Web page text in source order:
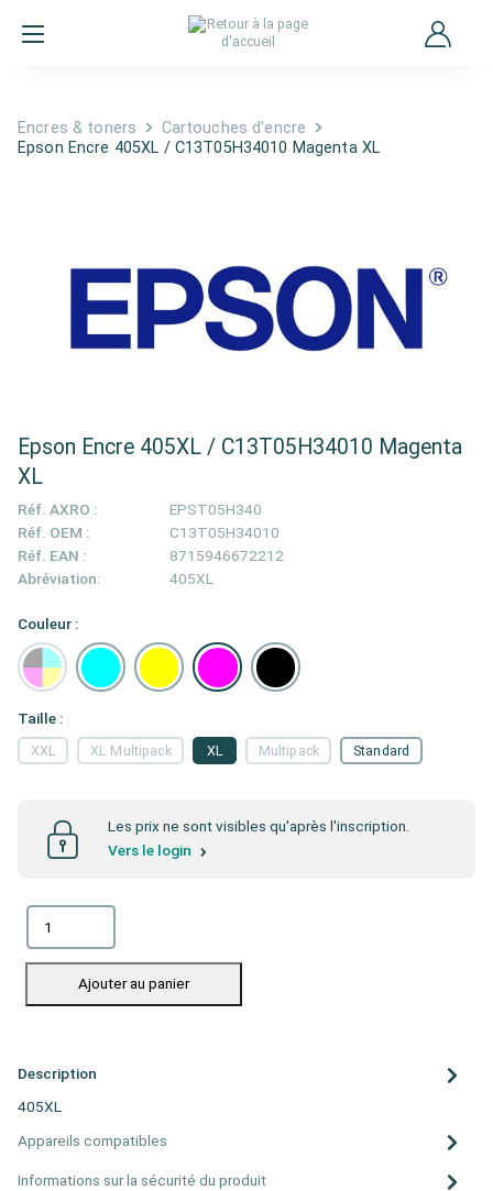
Encres & toners
Cartouches d'encre
Epson Encre 405XL / C13T05H34010 Magenta XL
Epson Encre 405XL / C13T05H34010 Magenta
XL
Réf. AXRO :
EPST05H340
Réf. OEM :
C13T05H34010
Réf. EAN :
8715946672212
Abréviation:
405XL
Couleur :
Taille :
Multipack Standard
XL
XL Multipack
XXL
Les prix ne sont visibles qu'après l'inscription.
Vers le login
Ajouter au panier
Description
405XL
Appareils compatibles
Informations sur la sécurité du produit